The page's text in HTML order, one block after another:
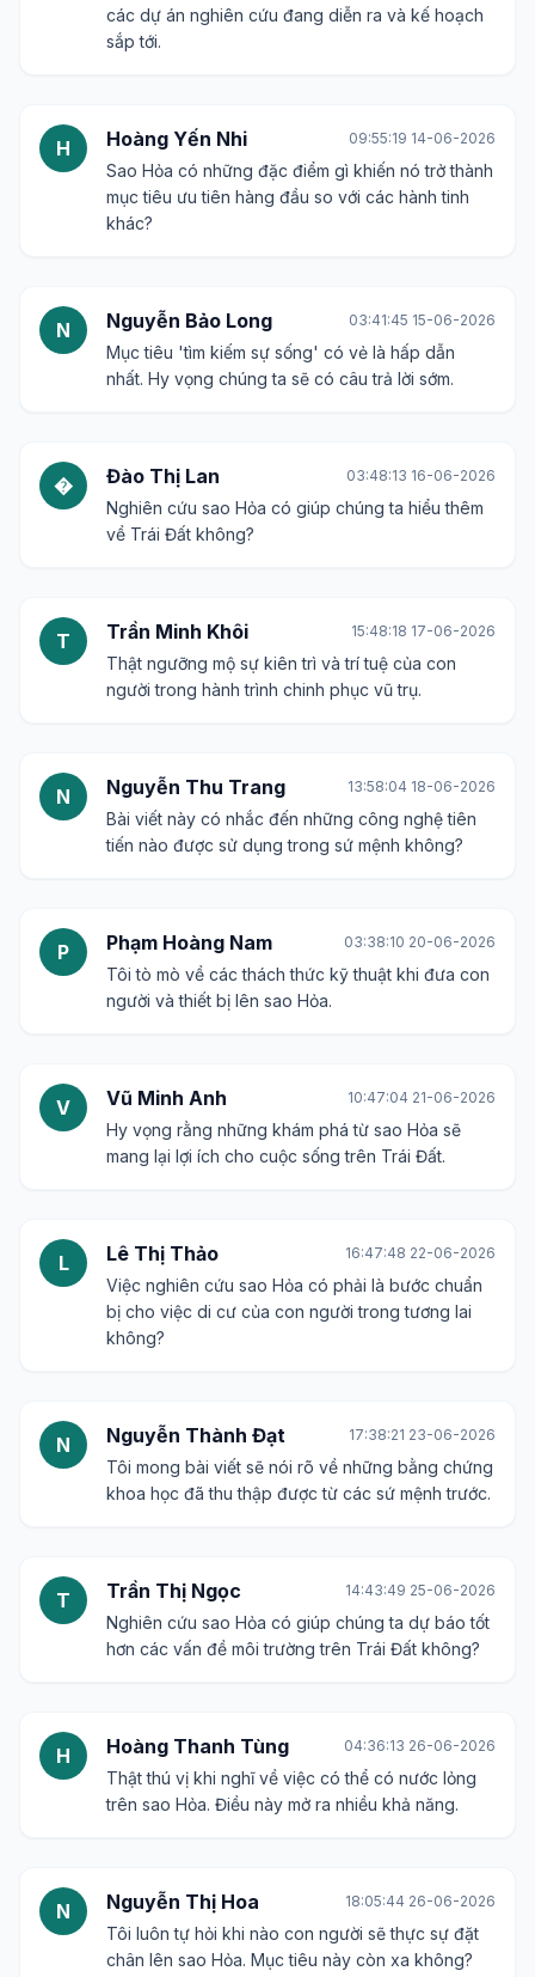
các dự án nghiên cứu đang diễn ra và kế hoạch
sắp tới.
H Hoàng Yến Nhi 09:55:19 14-06-2026
Sao Hỏa có những đặc điểm gì khiến nó trở thành
mục tiêu ưu tiên hàng đầu so với các hành tinh
khác?
N Nguyễn Bảo Long 03:41:45 15-06-2026
Mục tiêu 'tìm kiếm sự sống' có vẻ là hấp dẫn
nhất. Hy vọng chúng ta sẽ có câu trả lời sớm.
� Đào Thị Lan 03:48:13 16-06-2026
Nghiên cứu sao Hỏa có giúp chúng ta hiểu thêm
về Trái Đất không?
T Trần Minh Khôi 15:48:18 17-06-2026
Thật ngưỡng mộ sự kiên trì và trí tuệ của con
người trong hành trình chinh phục vũ trụ.
N Nguyễn Thu Trang 13:58:04 18-06-2026
Bài viết này có nhắc đến những công nghệ tiên
tiến nào được sử dụng trong sứ mệnh không?
P Phạm Hoàng Nam 03:38:10 20-06-2026
Tôi tò mò về các thách thức kỹ thuật khi đưa con
người và thiết bị lên sao Hỏa.
V Vũ Minh Anh 10:47:04 21-06-2026
Hy vọng rằng những khám phá từ sao Hỏa sẽ
mang lại lợi ích cho cuộc sống trên Trái Đất.
L Lê Thị Thảo 16:47:48 22-06-2026
Việc nghiên cứu sao Hỏa có phải là bước chuẩn
bị cho việc di cư của con người trong tương lai
không?
N Nguyễn Thành Đạt 17:38:21 23-06-2026
Tôi mong bài viết sẽ nói rõ về những bằng chứng
khoa học đã thu thập được từ các sứ mệnh trước.
T Trần Thị Ngọc 14:43:49 25-06-2026
Nghiên cứu sao Hỏa có giúp chúng ta dự báo tốt
hơn các vấn đề môi trường trên Trái Đất không?
H Hoàng Thanh Tùng 04:36:13 26-06-2026
Thật thú vị khi nghĩ về việc có thể có nước lỏng
trên sao Hỏa. Điều này mở ra nhiều khả năng.
N Nguyễn Thị Hoa 18:05:44 26-06-2026
Tôi luôn tự hỏi khi nào con người sẽ thực sự đặt
chân lên sao Hỏa. Mục tiêu này còn xa không?